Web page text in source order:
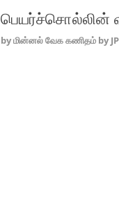
பெயர்ச்சொல்லின்
byமின்னல் வேக கணிதம் by